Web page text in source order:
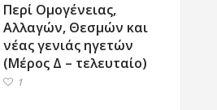
Περί Ομογένειας,
Αλλαγών, Θεσμών και
νέας γενιάς ηγετών
(Μέρος Δ – τελευταίο)
1